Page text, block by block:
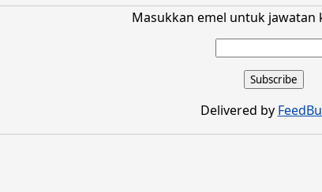
Masukkan emel untuk jawatan
Delivered by